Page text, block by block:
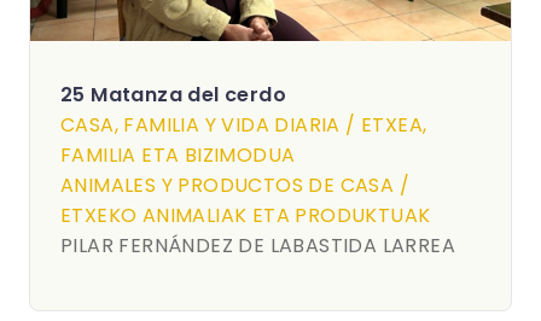
25 Matanza del cerdo
CASA, FAMILIA Y VIDA DIARIA / ETXEA,
FAMILIA ETA BIZIMODUA
ANIMALES Y PRODUCTOS DE CASA /
ETXEKO ANIMALIAK ETA PRODUKTUAK
PILAR FERNÁNDEZ DE LABASTIDA LARREA